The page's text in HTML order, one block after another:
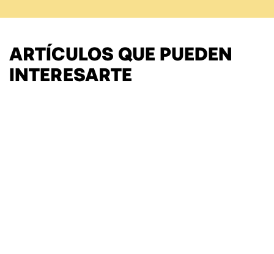
ARTÍCULOS QUE PUEDEN
INTERESARTE